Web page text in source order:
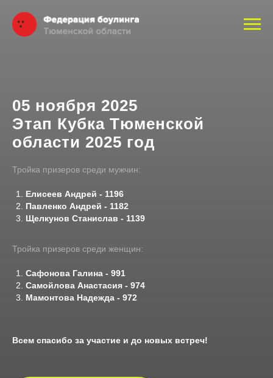
05 ноября 2025
Этап Кубка Тюменской
области 2025 год
Тройка призеров среди мужчин:
Елисеев Андрей - 1196
Павленко Андрей - 1182
Щелкунов Станислав - 1139
Тройка призеров среди женщин:
Сафонова Галина - 991
Самойлова Анастасия - 974
Мамонтова Надежда - 972
Всем спасибо за участие и до новых встреч!